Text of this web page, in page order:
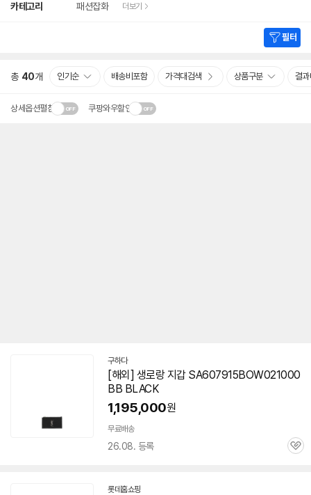
카테고리 패션잡화 더보기
필터
총 40개 인기순 배송비포함 가격대검색 상품구분 결
상세옵션펼침 쿠팡와우할인
구하다
[해외] 생로랑 지갑 SA607915BOW021000
BB BLACK
1,195,000원
무료배송
26.08. 등록
관
롯데홈쇼핑